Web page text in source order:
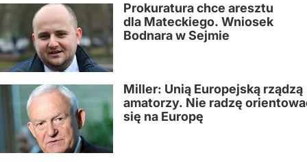
Prokuratura chce aresztu
dla Mateckiego. Wniosek
Bodnara w Sejmie
Miller: Unią Europejską rządzą
amatorzy. Nie radzę
się na Europę